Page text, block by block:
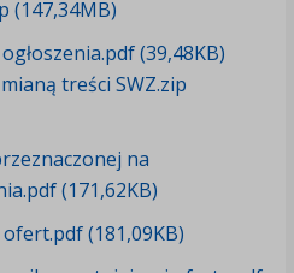
(147,34MB)
(39,48KB)
treści SWZ.zip
na
(171,62KB)
(181,09KB)